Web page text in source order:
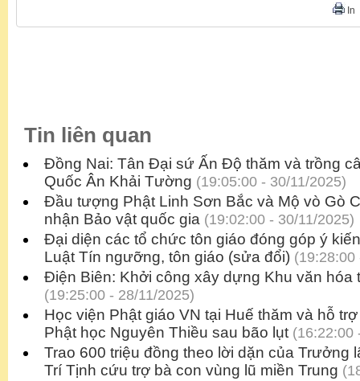
In
Tin liên quan
Đồng Nai: Tân Đại sứ Ấn Độ thăm và trồng
Quốc Ân Khải Tường (19:05:00 - 30/11/2025)
Đầu tượng Phật Linh Sơn Bắc và Mộ vò Gò
nhận Bảo vật quốc gia (19:02:00 - 30/11/2025)
Đại diện các tổ chức tôn giáo đóng góp ý
Luật Tín ngưỡng, tôn giáo (sửa đổi) (19:28:00
Điện Biên: Khởi công xây dựng Khu văn hóa
(19:25:00 - 28/11/2025)
Học viện Phật giáo VN tại Huế thăm và hỗ
Phật học Nguyên Thiều sau bão lụt (16:22:00
Trao 600 triệu đồng theo lời dặn của Trưởng
Trí Tịnh cứu trợ bà con vùng lũ miền Trung